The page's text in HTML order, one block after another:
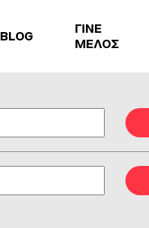
BLOG
ΓΙΝΕ
ΜΕΛΟΣ